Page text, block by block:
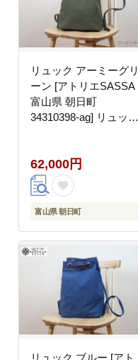
リュック アーミーグリ
ーン [アトリエSASSA
富山県 朝日町
34310398-ag] リュック
ル レザー
62,000円
富山県 朝日町
リュック ブルー [アト